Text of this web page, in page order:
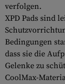
verfolgen.
XPD Pads sind
Bedingungen
dass sie die
Gelenke zu
CoolMax-